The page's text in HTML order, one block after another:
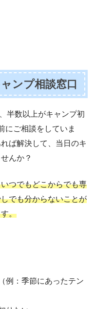
ンプ相談窓口
半数以上がキャンプ初
にご相談をしていま
ば解決して、当日のキ
んか？
つでもどこからでも専
でも分からないことが
。
例：季節にあったテン